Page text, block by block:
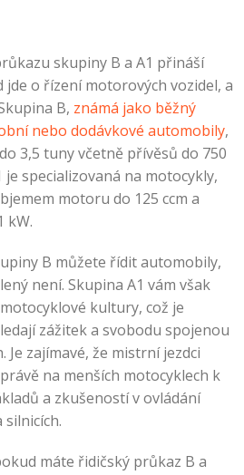
skupiny B a A1 přináší
o řízení motorových vozidel, a
B, známá jako běžný
nebo dodávkové automobily,
3,5 tuny včetně přívěsů do 750
specializovaná na motocykly,
motoru do 125 ccm a
kW.
B můžete řídit automobily,
není. Skupina A1 vám však
kultury, což je
zážitek a svobodu spojenou
Je zajímavé, že mistrní jezdci
na menších motocyklech k
a zkušeností v ovládání
máte řidičský průkaz B a